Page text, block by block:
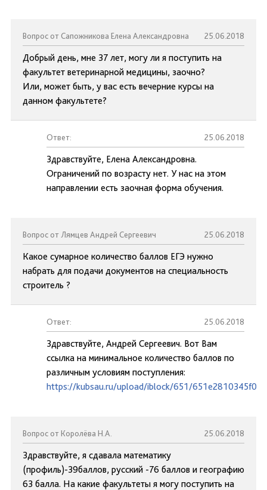
Вопрос от Сапожникова Елена Александровна 25.06.2018
Добрый день, мне 37 лет, могу ли я поступить на
факультет ветеринарной медицины, заочно?
Или, может быть, у вас есть вечерние курсы на
данном факультете?
Ответ: 25.06.2018
Здравствуйте, Елена Александровна.
Ограничений по возрасту нет. У нас на этом
направлении есть заочная форма обучения.
Вопрос от Лямцев Андрей Сергеевич 25.06.2018
Какое сумарное количество баллов ЕГЭ нужно
набрать для подачи документов на специальность
строитель ?
Ответ: 25.06.2018
Здравствуйте, Андрей Сергеевич. Вот Вам
ссылка на минимальное количество баллов по
различным условиям поступления:
https://kubsau.ru/upload/iblock/651/
Вопрос от Королёва Н.А. 25.06.2018
Здравствуйте, я сдавала математику
(профиль)-39баллов, русский -76 баллов и географию
63 балла. На какие факультеты я могу поступить на